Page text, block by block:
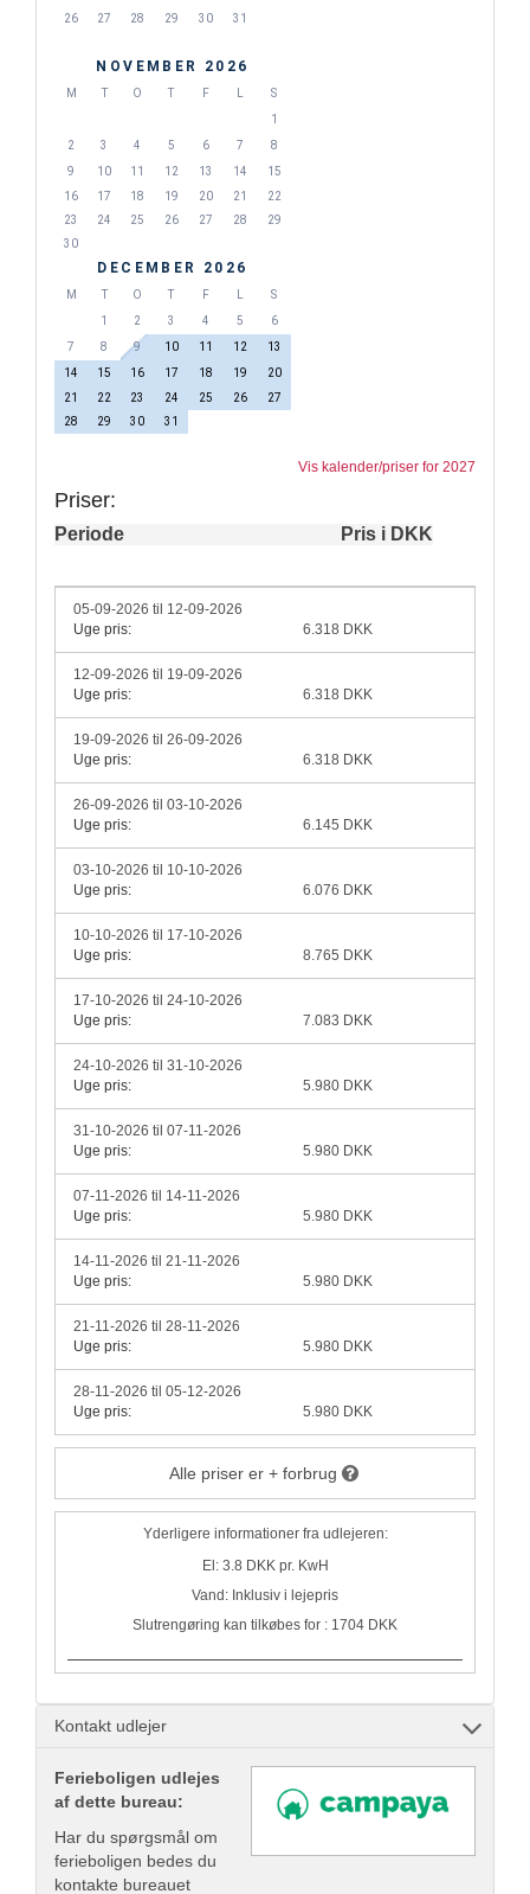
26
27 28 29 30 31
NOVEMBER 2026
M T O T F L
S
1
2
3 4 5 6 7
8
9
10 11 12 13 14
15
16
17 18 19 20 21
22
23
24 25 26 27 28
29
30
DECEMBER 2026
M T O T F L
S
1
2 3 4 5
6
7
8 9 10 11 12
13
14
15 16 17 18 19
20
21
22 23 24 25 26
27
28
29 30 31
Vis kalender/priser for 2027
Priser:
Periode Pris i DKK
05-09-2026 til 12-09-2026
Uge pris:
6.318 DKK
12-09-2026 til 19-09-2026
Uge pris:
6.318 DKK
19-09-2026 til 26-09-2026
Uge pris:
6.318 DKK
26-09-2026 til 03-10-2026
Uge pris:
6.145 DKK
03-10-2026 til 10-10-2026
Uge pris:
6.076 DKK
10-10-2026 til 17-10-2026
Uge pris:
8.765 DKK
17-10-2026 til 24-10-2026
Uge pris:
7.083 DKK
24-10-2026 til 31-10-2026
Uge pris:
5.980 DKK
31-10-2026 til 07-11-2026
Uge pris:
5.980 DKK
07-11-2026 til 14-11-2026
Uge pris:
5.980 DKK
14-11-2026 til 21-11-2026
Uge pris:
5.980 DKK
21-11-2026 til 28-11-2026
Uge pris:
5.980 DKK
28-11-2026 til 05-12-2026
Uge pris:
5.980 DKK
Alle priser er + forbrug
Yderligere informationer fra udlejeren:
El: 3.8 DKK pr. KwH
Vand: Inklusiv i lejepris
Slutrengøring kan tilkøbes for : 1704 DKK
Kontakt udlejer
Ferieboligen udlejes
af dette bureau:
Har du spørgsmål om
ferieboligen bedes du
kontakte bureauet